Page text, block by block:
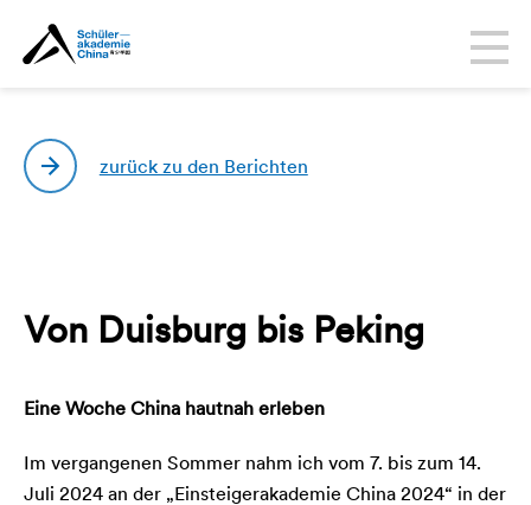
zurück zu den Berichten
Von Duisburg bis Peking
Eine Woche China hautnah erleben
Im vergangenen Sommer nahm ich vom 7. bis zum 14.
Juli 2024 an der „Einsteigerakademie China 2024“ in der